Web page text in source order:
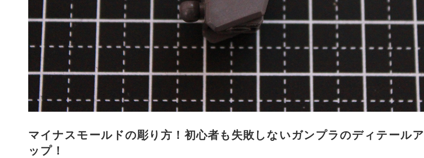
マイナスモールドの彫り方！初心者も失敗しないガンプラのディテールア
ップ！